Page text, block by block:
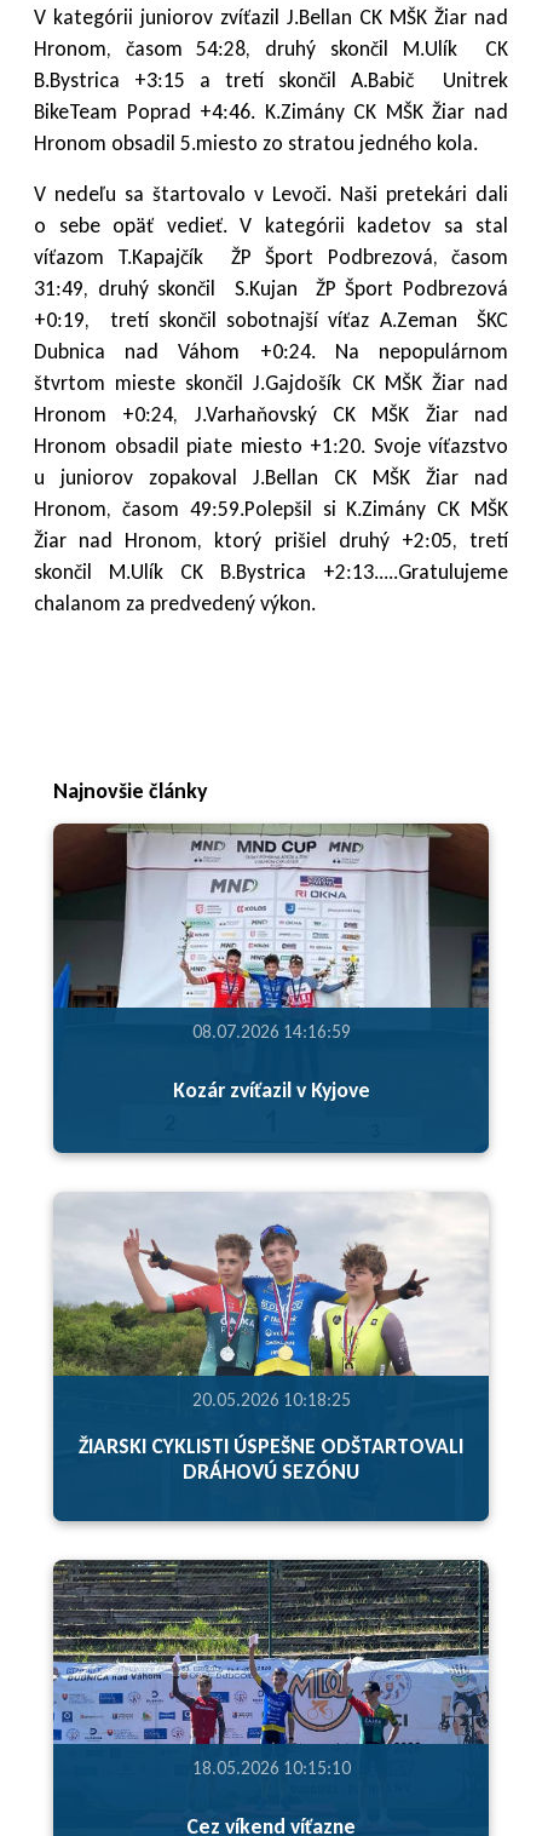
V kategórii juniorov zvíťazil J.Bellan CK MŠK Žiar nad
Hronom, časom 54:28, druhý skončil M.Ulík CK
B.Bystrica +3:15 a tretí skončil A.Babič Unitrek
BikeTeam Poprad +4:46. K.Zimány CK MŠK Žiar nad
Hronom obsadil 5.miesto zo stratou jedného kola.
V nedeľu sa štartovalo v Levoči. Naši pretekári dali
o sebe opäť vedieť. V kategórii kadetov sa stal
víťazom T.Kapajčík ŽP Šport Podbrezová, časom
31:49, druhý skončil S.Kujan ŽP Šport Podbrezová
+0:19, tretí skončil sobotnajší víťaz A.Zeman ŠKC
Dubnica nad Váhom +0:24. Na nepopulárnom
štvrtom mieste skončil J.Gajdošík CK MŠK Žiar nad
Hronom +0:24, J.Varhaňovský CK MŠK Žiar nad
Hronom obsadil piate miesto +1:20. Svoje víťazstvo
u juniorov zopakoval J.Bellan CK MŠK Žiar nad
Hronom, časom 49:59.Polepšil si K.Zimány CK MŠK
Žiar nad Hronom, ktorý prišiel druhý +2:05, tretí
skončil M.Ulík CK B.Bystrica +2:13.....Gratulujeme
chalanom za predvedený výkon.
Najnovšie články
08.07.2026 14:16:59
Kozár zvíťazil v Kyjove
20.05.2026 10:18:25
ŽIARSKI CYKLISTI ÚSPEŠNE ODŠTARTOVALI
DRÁHOVÚ SEZÓNU
18.05.2026 10:15:10
Cez víkend víťazne